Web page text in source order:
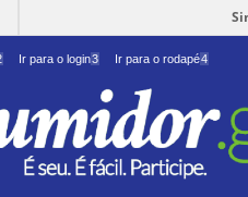
Ir para o login3 Ir para o rodapé4